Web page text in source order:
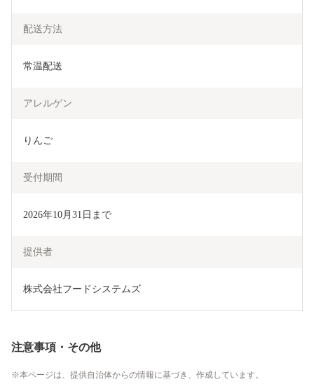
配送方法
常温配送
アレルゲン
りんご
受付期間
2026年10月31日まで
提供者
株式会社フードシステムズ
注意事項・その他
本ページは、提供自治体からの情報に基づき、作成しています。